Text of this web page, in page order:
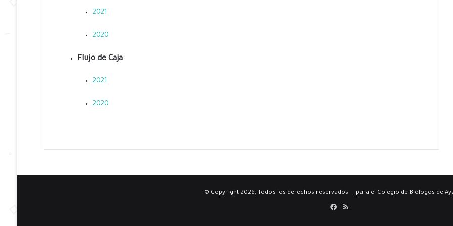
2021
2020
Flujo de Caja
2021
2020
© Copyright 2026, Todos los derechos reservados | para el Colegio de Biólogos de
Facebook
RSS